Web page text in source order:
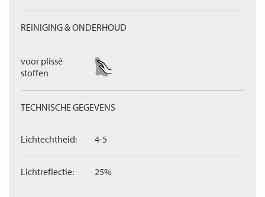
REINIGING & ONDERHOUD
voor plissé
stoffen
TECHNISCHE GEGEVENS
Lichtechtheid: 4-5
Lichtreflectie: 25%